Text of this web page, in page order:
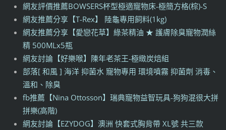
網友評價推薦BOWSERS杯型極適寵物床-極簡方格(棕)-S
網友推薦分享【T-Rex】 陸龜專用飼料(1kg)
網友推薦分享【愛戀花草】綠茶精油 ★ 護膚除臭寵物潤絲
精 500MLx5瓶
網友討論【好樂喉】陳年老茶王-極緻炭焙組
部落[ 和風 ] 海洋 抑菌水 寵物專用 環境噴霧 抑菌劑 消毒、
溫和、除臭
fb推薦【Nina Ottosson】瑞典寵物益智玩具-狗狗混很大拼
拼樂(高階)
網友討論【EZYDOG】澳洲 快套式胸背帶 XL號 共三款